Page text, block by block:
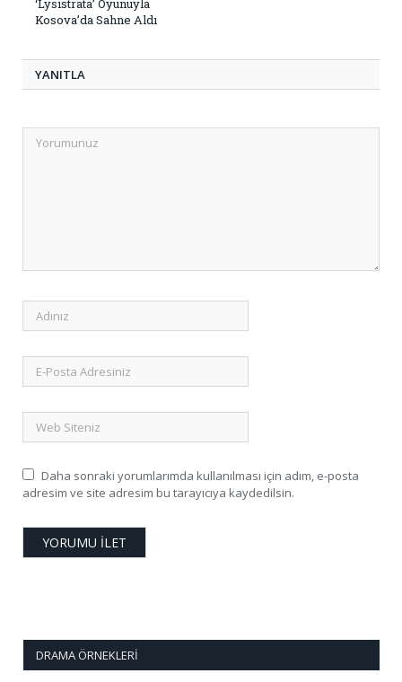
‘Lysistrata’ Oyunuyla
Kosova’da Sahne Aldı
YANITLA
Daha sonraki yorumlarımda kullanılması için adım, e-posta
adresim ve site adresim bu tarayıcıya kaydedilsin.
DRAMA ÖRNEKLERI